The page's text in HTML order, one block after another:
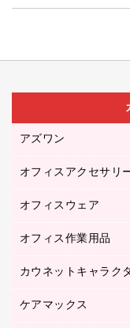
アズワン
医療・介護用品
研究・環境管理用
オフィスアクセサリ
オフィスアクセサ
オフィスウェア
アウター
ブラウス・シャツ
オフィス作業用品
ペット用品
カウネットキャラク
カウネットキャ
ケアマックス